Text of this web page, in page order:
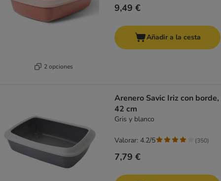
2 opciones
9,49 €
Añadir a la cesta
Arenero Savic Iriz con borde,
42 cm
Gris y blanco
7,79 €
Valorar: 4.2/5 (350)